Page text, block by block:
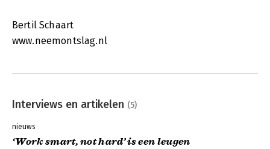
Bertil Schaart
www.neemontslag.nl
Interviews en artikelen (5)
nieuws
‘Work smart, not hard’ is een leugen